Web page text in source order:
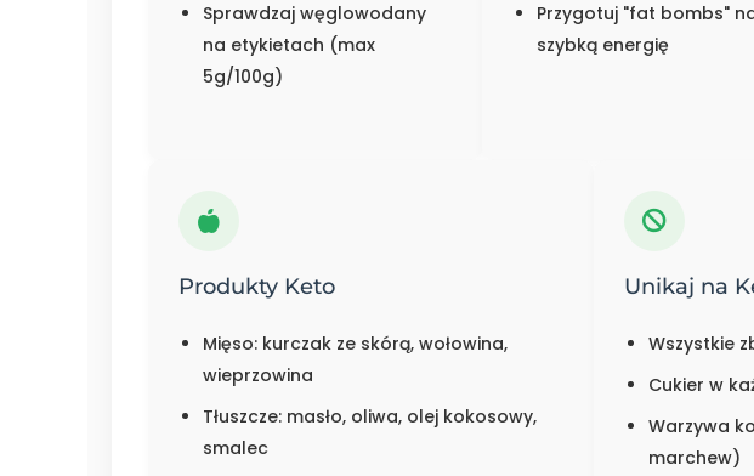
Sprawdzaj węglowodany
na etykietach (max
5g/100g)
Przygotuj "fat bombs"
szybką energię
Produkty Keto
Mięso: kurczak ze skórą, wołowina,
wieprzowina
Tłuszcze: masło, oliwa, olej kokosowy,
smalec
Unikaj na
Wszystkie
Cukier w
Warzywa
marchew)